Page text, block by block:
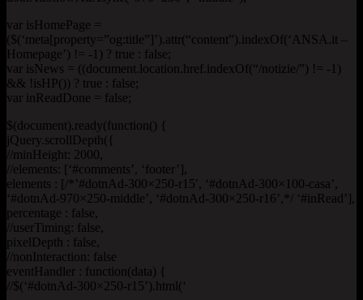
var isHomePage =
($(‘meta[property=”og:title”]’).attr(“content”).indexOf(‘ANSA.it –
Homepage’) != -1) ? true : false;
var isNews = ((document.location.href.indexOf(“/notizie/”) != -1)
&& !isHP()) ? true : false;
var inReadDone = false;
$(document).ready(function() {
jQuery.scrollDepth({
//minHeight: 2000,
//elements: [‘#comments’, ‘footer’],
elements : [/*’#dotnAd-300×250-r15′, ‘#dotnAd-300×100-casa’,
‘#dotnAd-970×250-middle’, ‘#dotnAd-300×250-r16’,*/ ‘#inRead’],
percentage : false,
//userTiming: false,
pixelDepth : false,
//nonInteraction: false
eventHandler : function(data) {
//$(‘#dotnAd-300×250-r15’).html(‘